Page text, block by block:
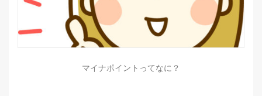
マイナポイントってなに？